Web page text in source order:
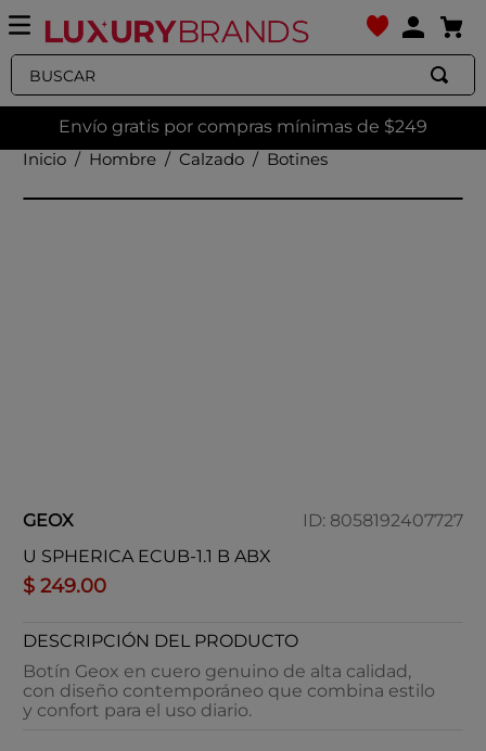
Buscar
Envío gratis por compras mínimas de $249
Hombre
Calzado Botines
GEOX ID: 8058192407727
U SPHERICA ECUB-1.1 B ABX
$ 249.00
DESCRIPCIÓN DEL PRODUCTO
Botín Geox en cuero genuino de alta calidad,
con diseño contemporáneo que combina estilo
y confort para el uso diario.